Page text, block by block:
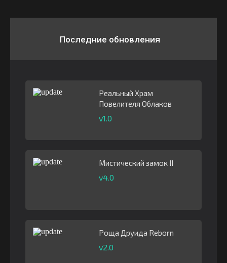
Последние обновления
Реальный Храм
Повелителя Облаков
v1.0
Мистический замок II
v4.0
Роща Друида Reborn
v2.0